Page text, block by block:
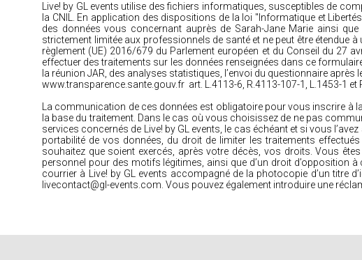
Live! by GL events utilise des fichiers informatiques, susceptibles de
la CNIL. En application des dispositions de la loi "Informatique et
des données vous concernant auprès de Sarah-Jane Marie ainsi
strictement limitée aux professionnels de santé et ne peut être étendue
règlement (UE) 2016/679 du Parlement européen et du Conseil du 27
effectuer des traitements sur les données renseignées dans ce
la réunion JAR, des analyses statistiques, l’envoi du questionnaire
www.transparence.sante.gouv.fr art. L.4113-6, R.4113-107-1, L.1453-1
La communication de ces données est obligatoire pour vous inscrire à
la base du traitement. Dans le cas où vous choisissez de ne pas
services concernés de Live! by GL events, le cas échéant et si vous
portabilité de vos données, du droit de limiter les traitements
souhaitez que soient exercés, après votre décès, vos droits. Vous
personnel pour des motifs légitimes, ainsi que d’un droit d’opposition
courrier à Live! by GL events accompagné de la photocopie d’un titre
livecontact@gl-events.com. Vous pouvez également introduire une